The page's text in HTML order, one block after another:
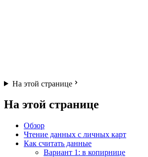
На этой странице
На этой странице
Обзор
Чтение данных с личных карт
Как считать данные
Вариант 1: в копирнице